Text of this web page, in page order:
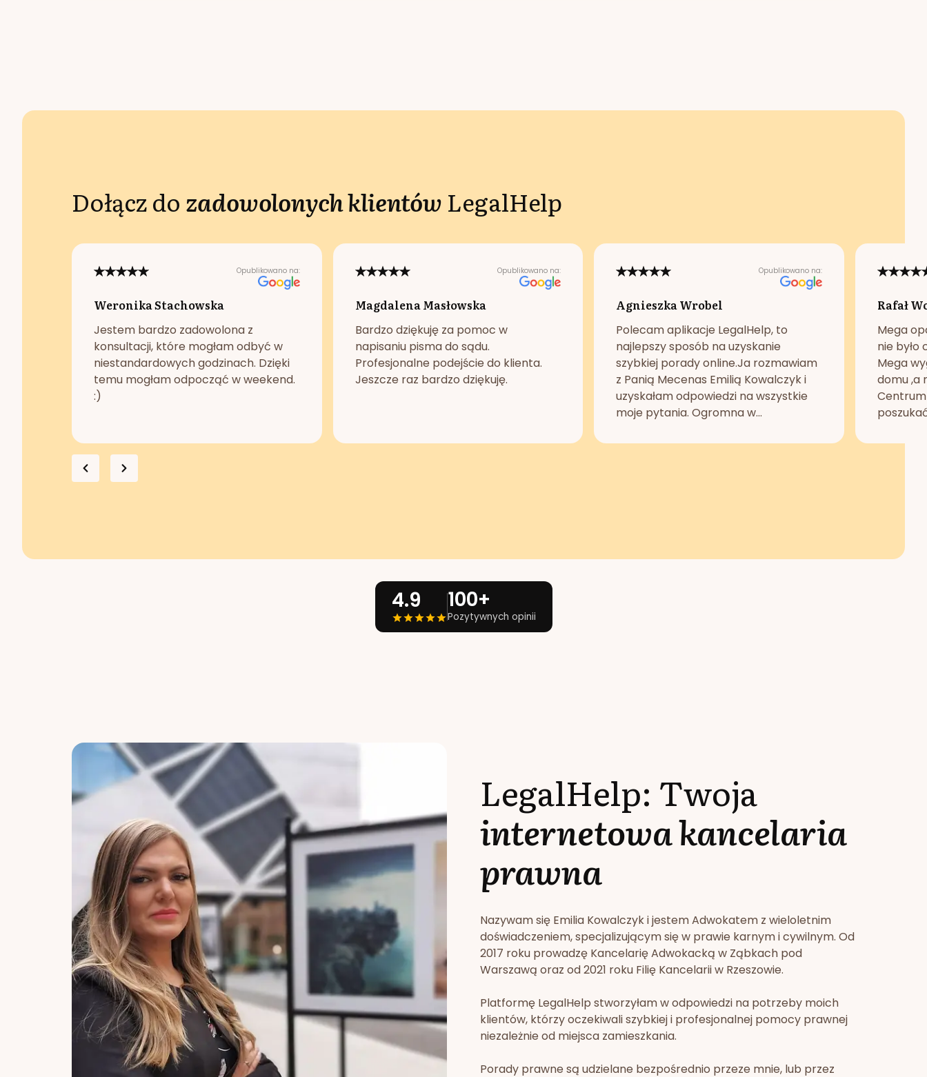
Dołącz do zadowolonych klientów LegalHelp
Opublikowano na:
Weronika Stachowska
Jestem bardzo zadowolona z
konsultacji, które mogłam odbyć w
niestandardowych godzinach. Dzięki
temu mogłam odpocząć w weekend.
:)
Opublikowano na:
Magdalena Masłowska
Bardzo dziękuję za pomoc w
napisaniu pisma do sądu.
Profesjonalne podejście do klienta.
Jeszcze raz bardzo dziękuję.
Opublikowano na:
Agnieszka Wrobel
Polecam aplikacje LegalHelp, to
najlepszy sposób na uzyskanie
szybkiej porady online.Ja rozmawiam
z Panią Mecenas Emilią Kowalczyk i
uzyskałam odpowiedzi na wszystkie
moje pytania. Ogromna w...
Rafał
Mega
nie było
Mega
domu ,a
4.9 100+
Pozytywnych opinii
LegalHelp: Twoja
internetowa kancelaria
prawna
Nazywam się Emilia Kowalczyk i jestem Adwokatem z wieloletnim
doświadczeniem, specjalizującym się w prawie karnym i cywilnym. Od
2017 roku prowadzę Kancelarię Adwokacką w Ząbkach pod
Warszawą oraz od 2021 roku Filię Kancelarii w Rzeszowie.
Platformę LegalHelp stworzyłam w odpowiedzi na potrzeby moich
klientów, którzy oczekiwali szybkiej i profesjonalnej pomocy prawnej
niezależnie od miejsca zamieszkania.
Porady prawne są udzielane bezpośrednio przeze mnie, lub przez